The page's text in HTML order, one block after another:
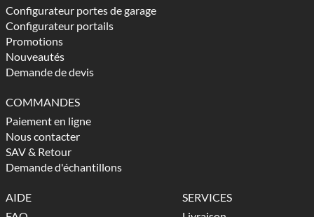
Configurateur portes de garage
Configurateur portails
Promotions
Nouveautés
Demande de devis
COMMANDES
Paiement en ligne
Nous contacter
SAV & Retour
Demande d'échantillons
AIDE
SERVICES